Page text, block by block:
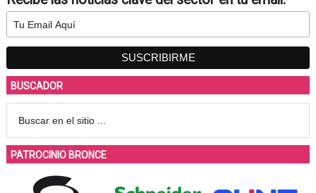
BUSCADOR
PATROCINIO BRONCE